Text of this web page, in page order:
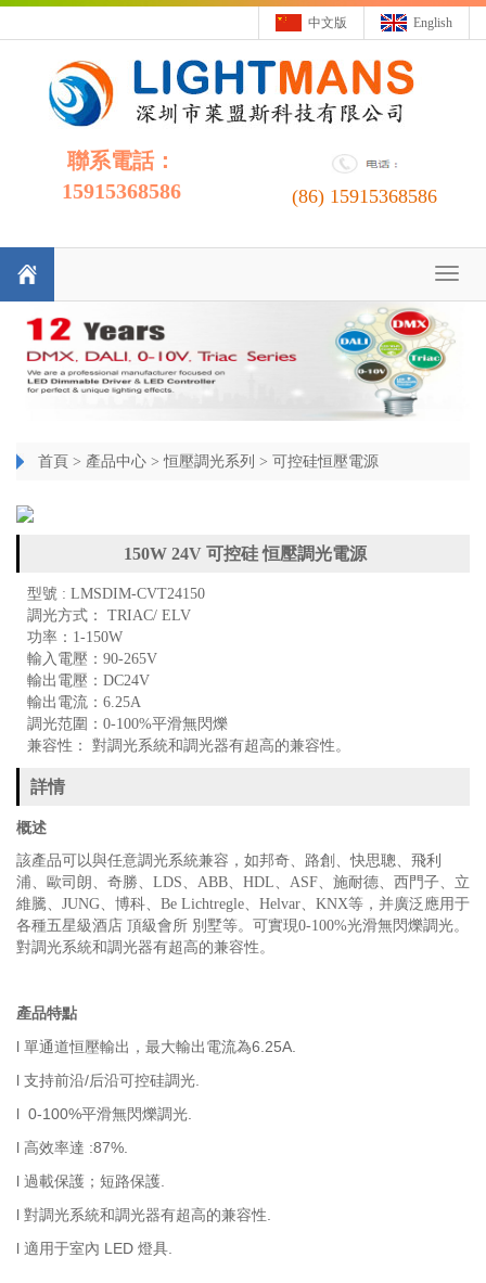
English
中文版
聯系電話：
15915368586
(86) 15915368586
首頁 > 產品中心 >恒壓調光系列 > 可控硅恒壓電源
150W 24V 可控硅 恒壓調光電源
型號 : LMSDIM-CVT24150
調光方式： TRIAC/ ELV
功率：1-150W
輸入電壓：90-265V
輸出電壓：DC24V
輸出電流：6.25A
調光范圍：0-100%平滑無閃爍
兼容性： 對調光系統和調光器有超高的兼容性。
詳情
概述
該產品可以與任意調光系統兼容，如邦奇、路創、快思聰、飛利
浦、歐司朗、奇勝、LDS、ABB、HDL、ASF、施耐德、西門子、立
維騰、JUNG、博科、Be Lichtregle、Helvar、KNX等，并廣泛應用于
各種五星級酒店 頂級會所 別墅等。可實現0-100%光滑無閃爍調光。
對調光系統和調光器有超高的兼容性。
產品特點
l 單通道恒壓輸出，最大輸出電流為6.25A.
l 支持前沿/后沿可控硅調光.
l 0-100%平滑無閃爍調光.
l 高效率達 :87%.
l 過載保護；短路保護.
l 對調光系統和調光器有超高的兼容性.
l 適用于室內 LED 燈具.